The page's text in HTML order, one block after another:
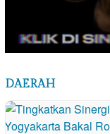
DAERAH